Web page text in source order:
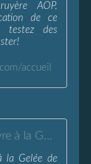
AOP.
de ce
testez des
accueil
Bouchée de Tomme de Chèvre à la Gelée de Tomate - L'Eau à la Bouche
la Gelée de